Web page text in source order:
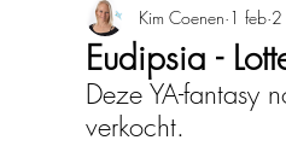
Uitgeverij Pelckmans
Overamstel Uitgevers
Eudipsia -
Kim Coenen 1 feb 2
Deze YA-fantasy
verkocht.